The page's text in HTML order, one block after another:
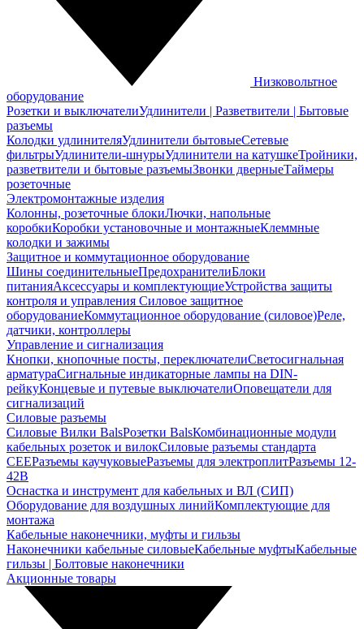
Низковольтное
оборудование
Розетки и выключателиУдлинители | Разветвители | Бытовые
разъемы
Колодки удлинителяУдлинители бытовыеСетевые
фильтрыУдлинители-шнурыУдлинители на катушкеТройники,
разветвители и бытовые разъемыЗвонки дверныеТаймеры
розеточные
Электромонтажные изделия
Колонны, розеточные блокиЛючки, напольные
коробкиКоробки установочные и монтажныеКлеммные
колодки и зажимы
Защитное и коммутационное оборудование
Шины соединительныеПредохранителиБлоки
питанияАксессуары и комплектующиеУстройства защиты
контроля и управления Силовое защитное
оборудованиеКоммутационное оборудование (силовое)Реле,
датчики, контроллеры
Управление и сигнализация
Кнопки, кнопочные посты, переключателиСветосигнальная
арматураСигнальные индикаторные лампы на DIN-
рейкуКонцевые и путевые выключателиОповещатели для
сигнализаций
Силовые разъемы
Силовые Вилки BalsРозетки BalsКомбинационные модули
кабельных розеток и вилокСиловые разъемы стандарта
CEEРазъемы каучуковыеРазъемы для электроплитРазъемы 12-
42В
Оснастка и инструмент для кабельных и ВЛ (СИП)
Оборудование для воздушных линийКомплектующие для
монтажа
Кабельные наконечники, муфты и гильзы
Наконечники кабельные силовыеКабельные муфтыКабельные
гильзы | Болтовые наконечники
Акционные товары